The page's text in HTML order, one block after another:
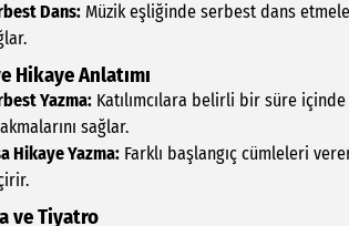
Dans: Müzik eşliğinde serbest dans
Hikaye Anlatımı
Yazma: Katılımcılara belirli bir süre
sağlar.
Hikaye Yazma: Farklı başlangıç cümleleri
ve Tiyatro